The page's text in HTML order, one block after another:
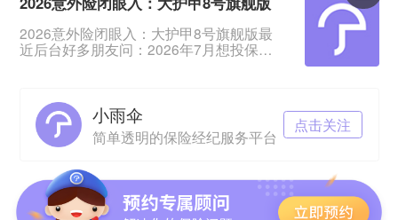
样才能给孩子稳妥的风险兜底？其实每年
仅需几十元，就能配置一份少儿意外险，
不仅可以报销孩子磕碰、摔伤产生的意外
医疗费用，还能提供意外身故、伤残保险
2026意外险闭眼入：大护甲8号旗舰版最
近后台好多朋友问：2026年7月想投保意
低保费”的代名词。现在升级到8号旗舰
版，性价比依旧是天花板级别。今天就把
这款产品的优势和注意事项，一次性说清
保障全：日常意外风险
小雨伞
简单透明的保险经纪服务平台
点击关注